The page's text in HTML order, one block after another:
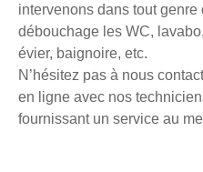
intervenons dans tout
débouchage les WC,
évier, baignoire, etc.
N’hésitez pas à nous
en ligne avec nos
fournissant un service au